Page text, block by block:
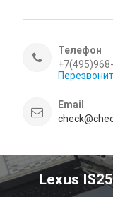
Телефон
Email
Lexus